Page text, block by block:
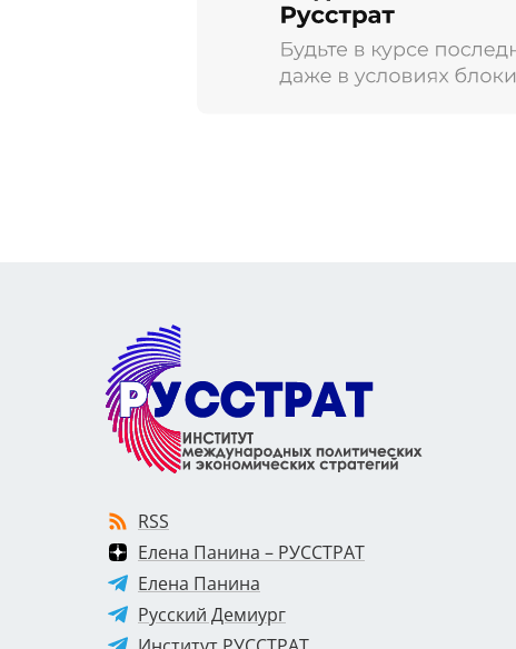
RSS
Елена Панина – РУССТРАТ
Елена Панина
Русский Демиург